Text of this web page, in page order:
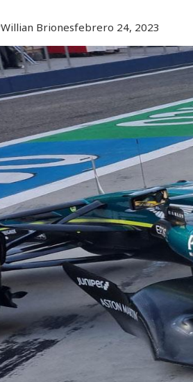
Willian Brionesfebrero 24, 2023